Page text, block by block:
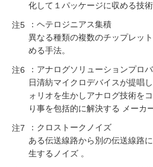
化して１パッケージに収める技術
注5
：ヘテロジニアス集積
異なる種類の複数のチップレッ
める手法。
注6
：アナログソリューションプロ
日清紡マイクロデバイスが提唱
ォリオを生かしアナログ技術を
り事を包括的に解決する メーカー
注7
：クロストークノイズ
ある伝送線路から別の伝送線路
生するノイズ 。